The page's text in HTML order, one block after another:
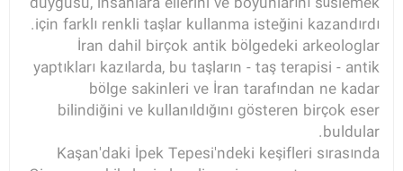
için farklı renkli taşlar kullanma isteğini kazandırdı.
İran dahil birçok antik bölgedeki arkeologlar
yaptıkları kazılarda, bu taşların - taş terapisi - antik
bölge sakinleri ve İran tarafından ne kadar
bilindiğini ve kullanıldığını gösteren birçok eser
buldular.
Kaşan'daki İpek Tepesi'ndeki keşifleri sırasında